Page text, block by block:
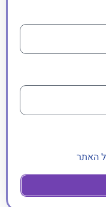
האתר